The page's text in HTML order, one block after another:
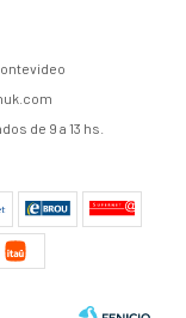
de 9 a 13 hs.